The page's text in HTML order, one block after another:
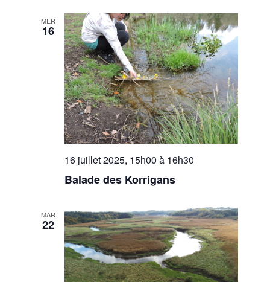
MER
16
16 juillet 2025, 15h00 à 16h30
Balade des Korrigans
MAR
22